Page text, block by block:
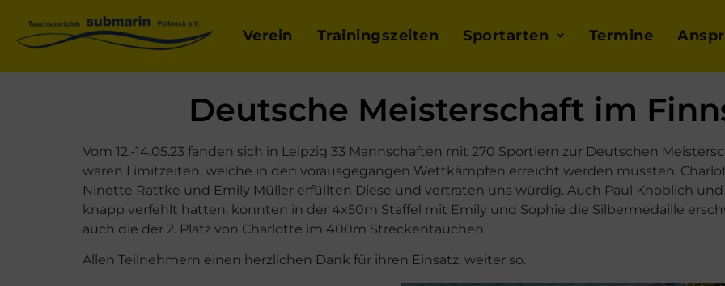
Verein Trainingszeiten Sportarten Termine
Deutsche Meisterschaft im
Vom 12,-14.05.23 fanden sich in Leipzig 33 Mannschaften mit 270 Sportlern zur Deutschen
waren Limitzeiten, welche in den vorausgegangen Wettkämpfen erreicht werden mussten.
Ninette Rattke und Emily Müller erfüllten Diese und vertraten uns würdig. Auch Paul Knoblich
knapp verfehlt hatten, konnten in der 4x50m Staffel mit Emily und Sophie die Silbermedaille
auch die der 2. Platz von Charlotte im 400m Streckentauchen.
Allen Teilnehmern einen herzlichen Dank für ihren Einsatz, weiter so.